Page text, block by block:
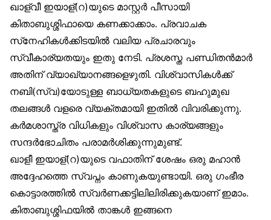
ഖാള്വീ ഇയാള്(റ)യുടെ മാസ്റ്റർ പീസായി
കിതാബുശ്ശിഫായെ കണക്കാക്കാം. പ്രവാചക
സ്‌നേഹികൾക്കിടയിൽ വലിയ പ്രചാരവും
സ്വീകാര്യതയും ഇതു നേടി. പ്രശസ്ത പണ്ഡിതൻമാർ
അതിന് വ്യാഖ്യാനങ്ങളെഴുതി. വിശ്വാസികൾക്ക്
നബി(സ്വ)യോടുള്ള ബാധ്യതകളുടെ ബഹുമുഖ
തലങ്ങൾ വളരെ വ്യക്തമായി ഇതിൽ വിവരിക്കുന്നു.
കർമശാസ്ത്ര വിധികളും വിശ്വാസ കാര്യങ്ങളും
സന്ദർഭോചിതം പരാമർശിക്കുന്നുമുണ്ട്.
ഖാളീ ഇയാള്(റ)യുടെ വഫാതിന് ശേഷം ഒരു മഹാൻ
അദ്ദേഹത്തെ സ്വപ്നം കാണുകയുണ്ടായി. ഒരു ഗംഭീര
കൊട്ടാരത്തിൽ സ്വർണക്കട്ടിലിലിരിക്കുകയാണ് ഇമാം.
കിതാബുശ്ശിഫയിൽ താങ്കൾ ഇങ്ങനെ